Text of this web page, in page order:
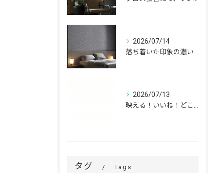
2026/07/14
2026/07/13
タグ Tags